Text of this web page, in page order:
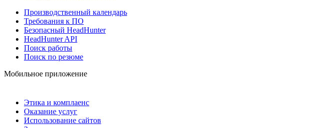
Производственный календарь
Требования к ПО
Безопасный HeadHunter
HeadHunter API
Поиск работы
Поиск по резюме
Мобильное приложение
Этика и комплаенс
Оказание услуг
Использование сайтов